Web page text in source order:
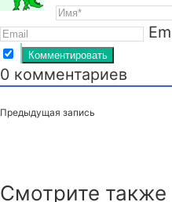
0 комментариев
Предыдущая запись
Смотрите также